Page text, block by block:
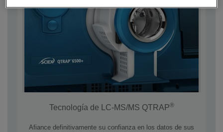
Tecnología de LC-MS/MS QTRAP®
Afiance definitivamente su confianza en los datos de sus